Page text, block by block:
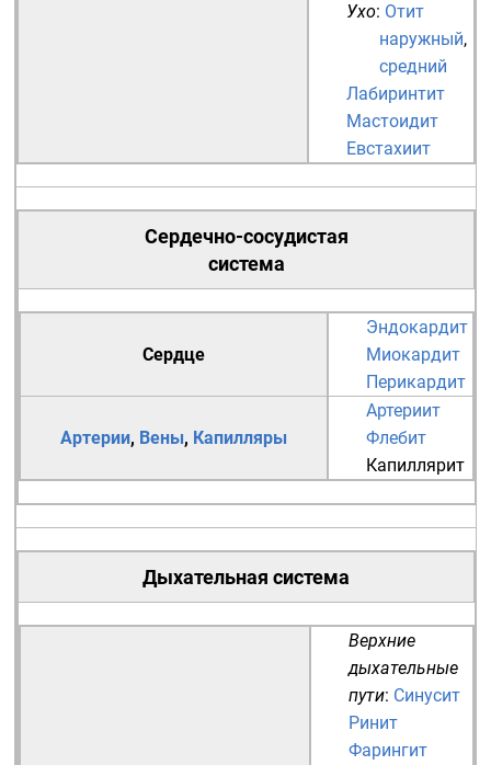
Ухо: Отит
наружный,
средний
Лабиринтит
Мастоидит
Евстахиит
Сердечно-сосудистая
система
Сердце
Эндокардит
Миокардит
Перикардит
Артерии, Вены, Капилляры
Артериит
Флебит
Капиллярит
Дыхательная система
Верхние
дыхательные
пути: Синусит
Ринит
Фарингит